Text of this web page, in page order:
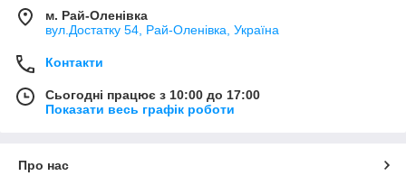
м. Рай-Оленівка
вул.Достатку 54, Рай-Оленівка, Україна
Контакти
Сьогодні працює з 10:00 до 17:00
Показати весь графік роботи
Про нас